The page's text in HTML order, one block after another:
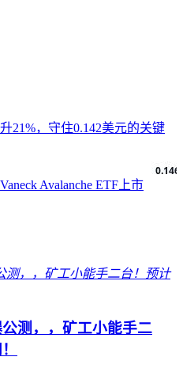
21%，守住0.142美元的关键
Avalanche ETF上市
测，，矿工小能手二